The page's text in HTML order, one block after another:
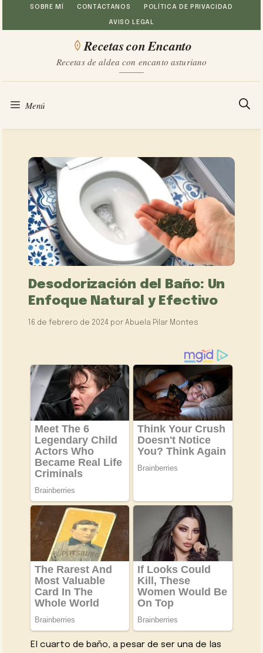
Saltar
al
SOBRE MÍ CONTÁCTANOS POLÍTICA DE PRIVACIDAD
AVISO LEGAL
Recetas con Encanto
Recetas de aldea con encanto asturiano
Menú
Desodorización del Baño: Un
Enfoque Natural y Efectivo
16 de febrero de 2024 porAbuela Pilar Montes
El cuarto de baño, a pesar de ser una de las